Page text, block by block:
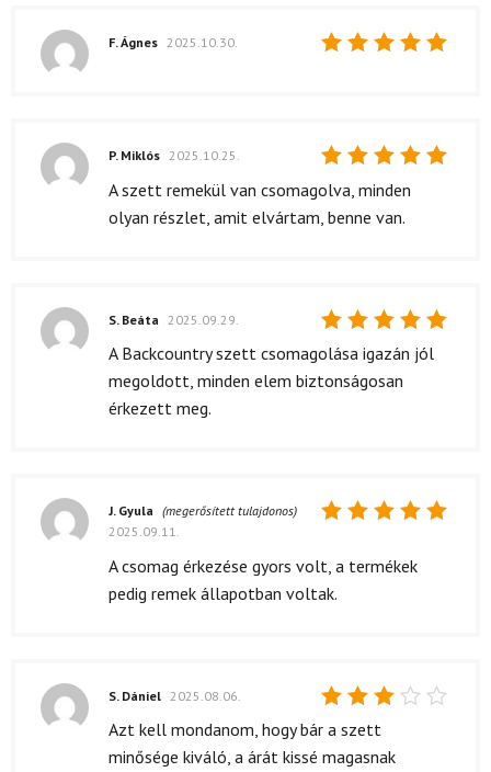
F. Ágnes 2025.10.30.
Értékelés:
/ 5
P. Miklós 2025.10.25.
A szett remekül van csomagolva, minden
olyan részlet, amit elvártam, benne van.
Értékelés:
/ 5
S. Beáta 2025.09.29.
A Backcountry szett csomagolása igazán jól
megoldott, minden elem biztonságosan
érkezett meg.
5 / 5
J. Gyula (megerősített tulajdonos)
2025.09.11.
A csomag érkezése gyors volt, a termékek
pedig remek állapotban voltak.
Értékelés:
S. Dániel 2025.08.06.
Azt kell mondanom, hogy bár a szett
minősége kiváló, a árát kissé magasnak